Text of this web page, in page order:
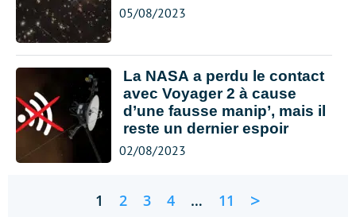
05/08/2023
La NASA a perdu le contact
avec Voyager 2 à cause
d’une fausse manip’, mais il
reste un dernier espoir
02/08/2023
1 2 3 4 … 11 >